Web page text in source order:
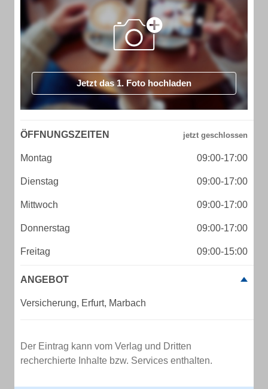
Jetzt das 1. Foto hochladen
ÖFFNUNGSZEITEN
Montag 09:00-17:00
Dienstag 09:00-17:00
Mittwoch 09:00-17:00
Donnerstag 09:00-17:00
Freitag 09:00-15:00
ANGEBOT
Versicherung, Erfurt, Marbach
Der Eintrag kann vom Verlag und Dritten
recherchierte Inhalte bzw. Services enthalten.